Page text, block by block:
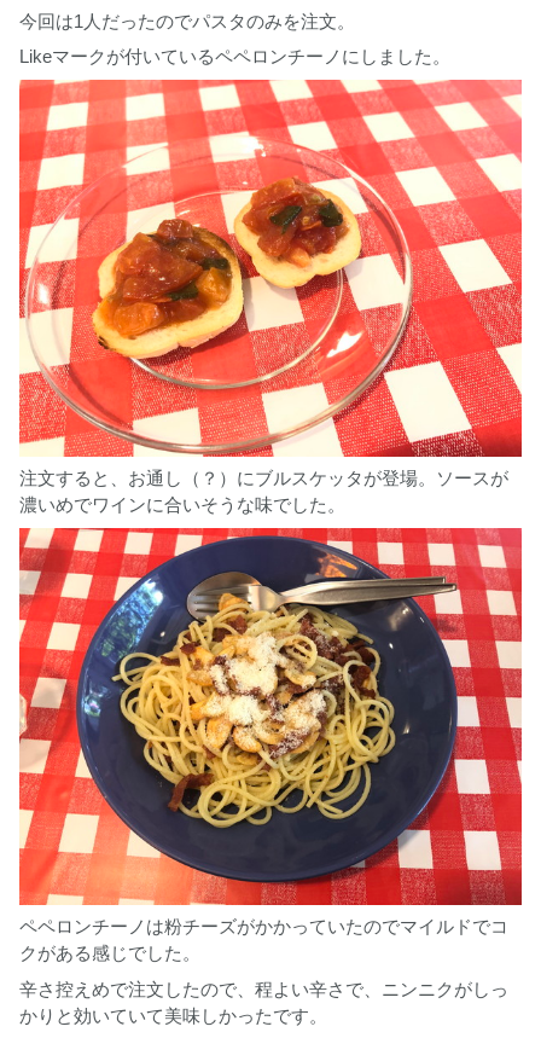
今回は1人だったのでパスタのみを注文。
Likeマークが付いているペペロンチーノにしました。
注文すると、お通し（？）にブルスケッタが登場。ソースが
濃いめでワインに合いそうな味でした。
ペペロンチーノは粉チーズがかかっていたのでマイルドでコ
クがある感じでした。
辛さ控えめで注文したので、程よい辛さで、ニンニクがしっ
かりと効いていて美味しかったです。